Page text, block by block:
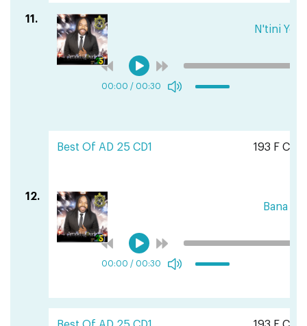
11.
N'tini Yo
00:00 / 00:30
Best Of AD 25 CD1 193 F CFA
12.
Bana
00:00 / 00:30